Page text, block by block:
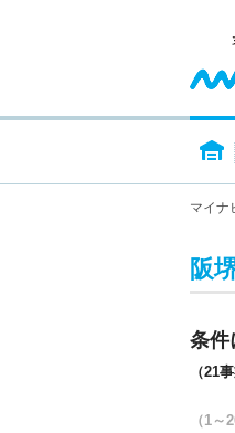
マイナ
阪
条件
（21
（1～